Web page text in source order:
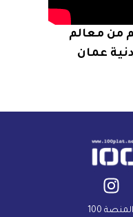
من معالم
عمان